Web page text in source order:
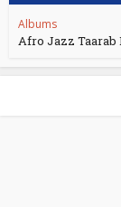
Albums
Afro Jazz Taarab